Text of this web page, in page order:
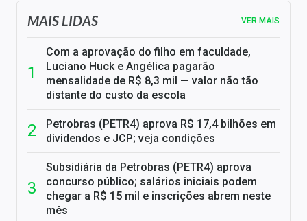
MAIS LIDAS VER MAIS
Com a aprovação do filho em faculdade,
Luciano Huck e Angélica pagarão
mensalidade de R$ 8,3 mil — valor não tão
distante do custo da escola
Petrobras (PETR4) aprova R$ 17,4 bilhões em
dividendos e JCP; veja condições
Subsidiária da Petrobras (PETR4) aprova
concurso público; salários iniciais podem
chegar a R$ 15 mil e inscrições abrem neste
mês